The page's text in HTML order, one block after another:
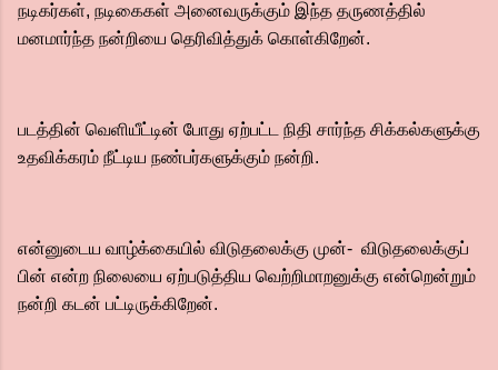
நடிகர்கள், நடிகைகள் அனைவருக்கும் இந்த தருணத்தில்
மனமார்ந்த நன்றியை தெரிவித்துக் கொள்கிறேன்.
படத்தின் வெளியீட்டின் போது ஏற்பட்ட நிதி சார்ந்த சிக்கல்களுக்கு
உதவிக்கரம் நீட்டிய நண்பர்களுக்கும் நன்றி.
என்னுடைய வாழ்க்கையில் விடுதலைக்கு முன்- விடுதலைக்குப்
பின் என்ற நிலையை ஏற்படுத்திய வெற்றிமாறனுக்கு என்றென்றும்
நன்றி கடன் பட்டிருக்கிறேன்.‌